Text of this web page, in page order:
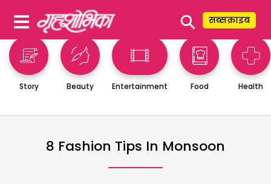
⚲ सब्सक्राइब
Story Beauty Entertainment Food Health
8 Fashion Tips In Monsoon